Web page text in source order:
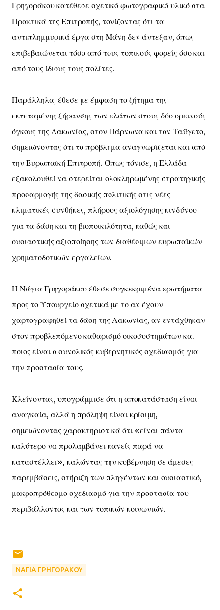
Γρηγοράκου κατέθεσε σχετικό φωτογραφικό υλικό στα
Πρακτικά της Επιτροπής, τονίζοντας ότι τα
αντιπλημμυρικά έργα στη Μάνη δεν άντεξαν, όπως
επιβεβαιώνεται τόσο από τους τοπικούς φορείς όσο και
από τους ίδιους τους πολίτες.
Παράλληλα, έθεσε με έμφαση το ζήτημα της
εκτεταμένης ξήρανσης των ελάτων στους δύο ορεινούς
όγκους της Λακωνίας, στον Πάρνωνα και τον Ταΰγετο,
σημειώνοντας ότι το πρόβλημα αναγνωρίζεται και από
την Ευρωπαϊκή Επιτροπή. Όπως τόνισε, η Ελλάδα
εξακολουθεί να στερείται ολοκληρωμένης στρατηγικής
προσαρμογής της δασικής πολιτικής στις νέες
κλιματικές συνθήκες, πλήρους αξιολόγησης κινδύνου
για τα δάση και τη βιοποικιλότητα, καθώς και
ουσιαστικής αξιοποίησης των διαθέσιμων ευρωπαϊκών
χρηματοδοτικών εργαλείων.
Η Νάγια Γρηγοράκου έθεσε συγκεκριμένα ερωτήματα
προς το Υπουργείο σχετικά με το αν έχουν
χαρτογραφηθεί τα δάση της Λακωνίας, αν εντάχθηκαν
στον προβλεπόμενο καθαρισμό οικοσυστημάτων και
ποιος είναι ο συνολικός κυβερνητικός σχεδιασμός για
την προστασία τους.
Κλείνοντας, υπογράμμισε ότι η αποκατάσταση είναι
αναγκαία, αλλά η πρόληψη είναι κρίσιμη,
σημειώνοντας χαρακτηριστικά ότι «είναι πάντα
καλύτερο να προλαμβάνει κανείς παρά να
καταστέλλει», καλώντας την κυβέρνηση σε άμεσες
παρεμβάσεις, στήριξη των πληγέντων και ουσιαστικό,
μακροπρόθεσμο σχεδιασμό για την προστασία του
περιβάλλοντος και των τοπικών κοινωνιών.
ΝΑΓΙΑ ΓΡΗΓΟΡΑΚΟΥ